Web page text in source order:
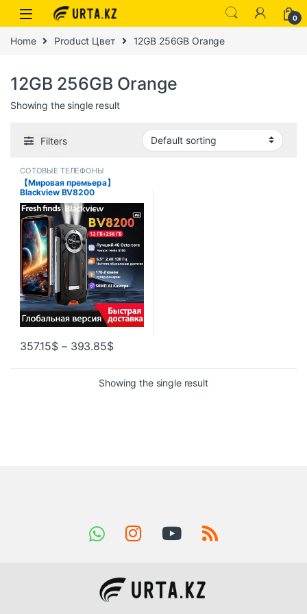
0
Home Product Цвет 12GB 256GB Orange
12GB 256GB Orange
Showing the single result
Filters
СОТОВЫЕ ТЕЛЕФОНЫ
【Мировая премьера】
Blackview BV8200
Защищенный телефон 6,5″
2,4K 120 Гц Дисплей Helio
G100 NFC12 ГБ 256 ГБ 45 Вт
Зарядное устройство Android
14 Мобильный телефон
357.15$ – 393.85$
Showing the single result